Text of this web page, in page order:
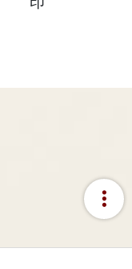
more_vert